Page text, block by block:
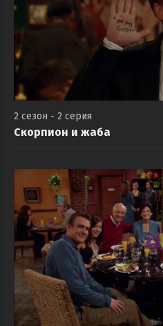
2 сезон - 2 серия
Скорпион и жаба